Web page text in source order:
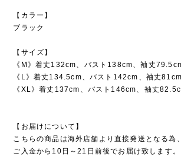
【カラー】
ブラック
【サイズ】
《M》着丈132cm、バスト138cm、袖丈
《L》着丈134.5cm、バスト142cm、袖丈81cm
《XL》着丈137cm、バスト146cm、袖丈82.5c
【お届けについて】
こちらの商品は海外店舗より直接発送となる為、
ご入金から10日～21日前後でお届け致します。